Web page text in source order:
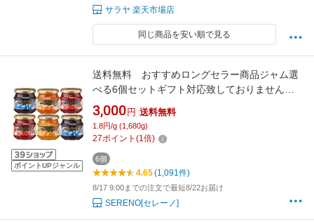
サラヤ 楽天市場店
同じ商品を安い順で見る
ポイントUPジャンル
送料無料 おすすめロングセラー商品ジャム選
べる6個セットギフト対応致しておりません北
海道・沖縄へは別途送料発生いたします。
3,000 円 送料無料
1.8円/g (1,680g)
27ポイント (1倍)
6個
4.65(1,091件)
8/17 9:00までの注文で最短8/22お届け
SERENO[セレーノ]